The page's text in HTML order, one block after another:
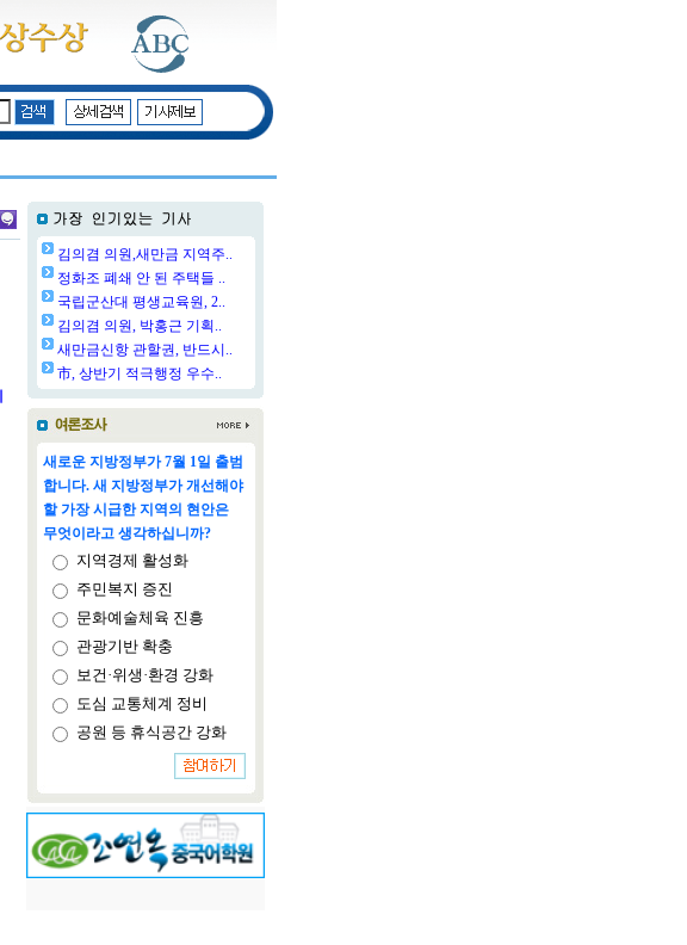
김의겸 의원,새만금 지역주..
정화조 폐쇄 안 된 주택들 ..
국립군산대 평생교육원, 2..
김의겸 의원, 박홍근 기획..
새만금신항 관할권, 반드시..
市, 상반기 적극행정 우수..
새로운 지방정부가 7월 1일 출범
합니다. 새 지방정부가 개선해야
할 가장 시급한 지역의 현안은
무엇이라고 생각하십니까?
지역경제 활성화
주민복지 증진
문화예술체육 진흥
관광기반 확충
보건·위생·환경 강화
도심 교통체계 정비
공원 등 휴식공간 강화